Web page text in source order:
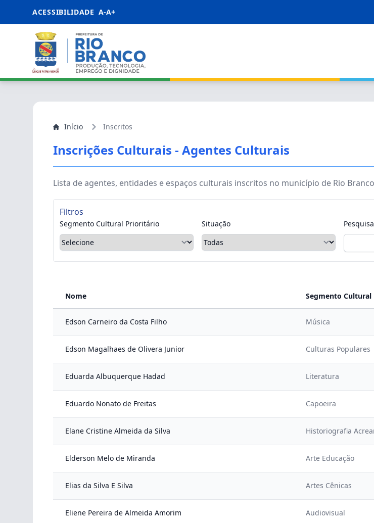
ACESSIBILIDADE A-A+
Início Inscritos
Inscrições Culturais - Agentes Culturais
Lista de agentes, entidades e espaços culturais inscritos no município de Rio
Filtros
Segmento Cultural Prioritário Situação
Nome Segmento Cultural
Edson Carneiro da Costa Filho Música
Edson Magalhaes de Olivera Junior Culturas Populares
Eduarda Albuquerque Hadad Literatura
Eduardo Nonato de Freitas Capoeira
Elane Cristine Almeida da Silva Historiografia
Elderson Melo de Miranda Arte Educação
Elias da Silva E Silva Artes Cênicas
Eliene Pereira de Almeida Amorim Audiovisual